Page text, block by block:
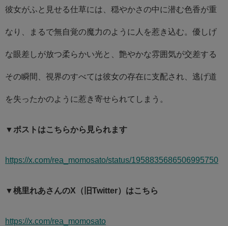
彼女がふと見せる仕草には、穏やかさの中に潜む色香が重
なり、まるで無自覚の魔力のように人を惹き込む。優しげ
な眼差しが放つ柔らかい光と、艶やかな雰囲気が交差する
その瞬間、視界のすべては彼女の存在に支配され、逃げ道
を失ったかのように惹き寄せられてしまう。
▼ポストはこちらから見られます
https://x.com/rea_momosato/status/1958835686506995750
▼桃里れあさんのX（旧Twitter）はこちら
https://x.com/rea_momosato